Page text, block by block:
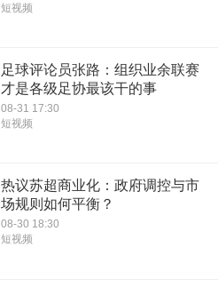
短视频
足球评论员张路：组织业余联赛
才是各级足协最该干的事
08-31 17:30
短视频
热议苏超商业化：政府调控与市
场规则如何平衡？
08-30 18:30
短视频